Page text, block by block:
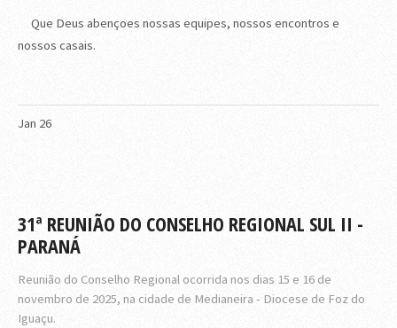
Jan 26
Que Deus abençoes nossas equipes, nossos encontros e
nossos casais.
31ª REUNIÃO DO CONSELHO REGIONAL SUL II -
PARANÁ
Reunião do Conselho Regional ocorrida nos dias 15 e 16 de
novembro de 2025, na cidade de Medianeira - Diocese de Foz do
Iguaçu.